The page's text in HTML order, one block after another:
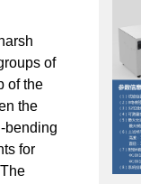
of
of the
the
bending
for